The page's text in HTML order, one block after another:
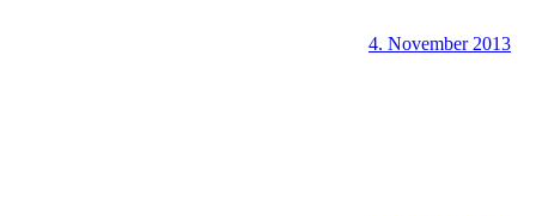
4. November 2013